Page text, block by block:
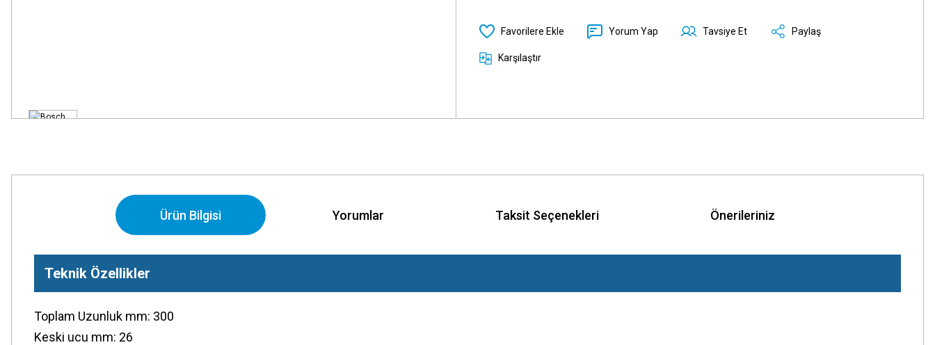
Yorum Yap Tavsiye Et Paylaş
Karşılaştır
Ürün Bilgisi Yorumlar Taksit Seçenekleri Önerileriniz
Teknik Özellikler
Toplam Uzunluk mm: 300
Keski ucu mm: 26